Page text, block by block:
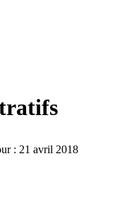
: 21 avril 2018